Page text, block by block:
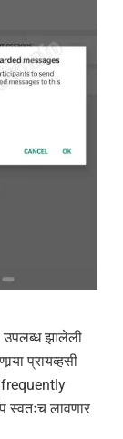
उपलब्ध झालेली
प्रायव्हसी
frequently
लावणार